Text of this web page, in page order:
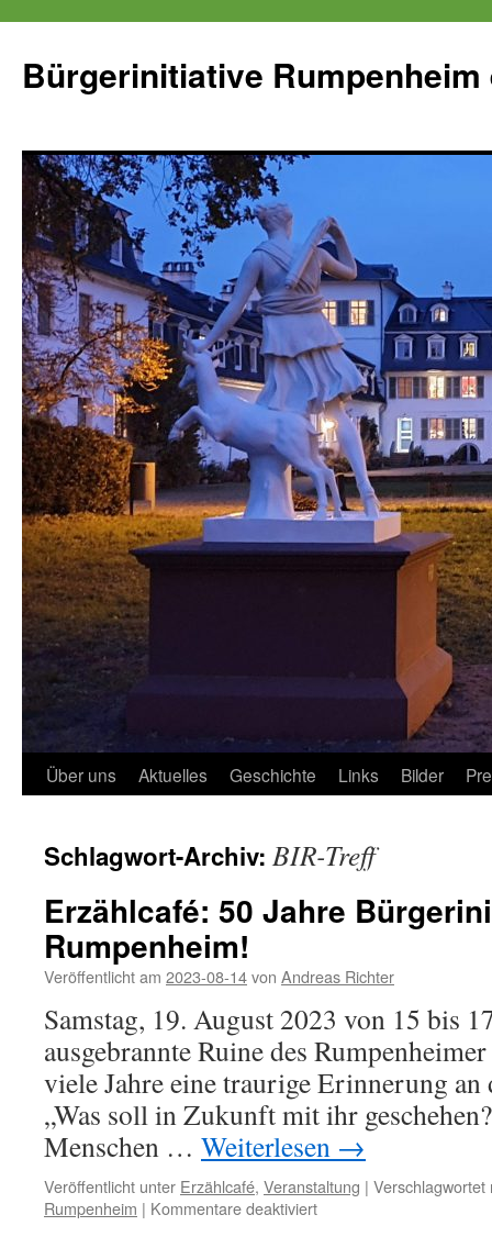
springen
Bürgerinitiative Rumpenheim
Über uns Aktuelles Geschichte Links Bilder
Schlagwort-Archiv: BIR-Treff
Erzählcafé: 50 Jahre
Rumpenheim!
Veröffentlicht am 2023-08-14von Andreas Richter
Samstag, 19. August 2023 von 15 bis
ausgebrannte Ruine des
viele Jahre eine traurige Erinnerung an
„Was soll in Zukunft mit ihr
Menschen … Weiterlesen →
Veröffentlicht unter Erzählcafé, Veranstaltung | Verschlagwortet
Rumpenheim | Kommentare deaktiviertfür